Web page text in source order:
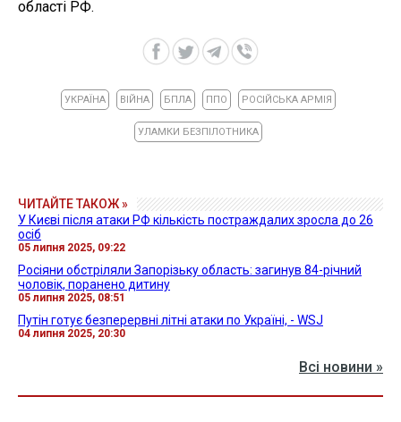
області РФ.
УКРАЇНА ВІЙНА БПЛА ППО РОСІЙСЬКА АРМІЯ
УЛАМКИ БЕЗПІЛОТНИКА
ЧИТАЙТЕ ТАКОЖ »
У Києві після атаки РФ кількість постраждалих зросла до 26
осіб
05 липня 2025, 09:22
Росіяни обстріляли Запорізьку область: загинув 84-річний
чоловік, поранено дитину
05 липня 2025, 08:51
Путін готує безперервні літні атаки по Україні, - WSJ
04 липня 2025, 20:30
Всі новини »